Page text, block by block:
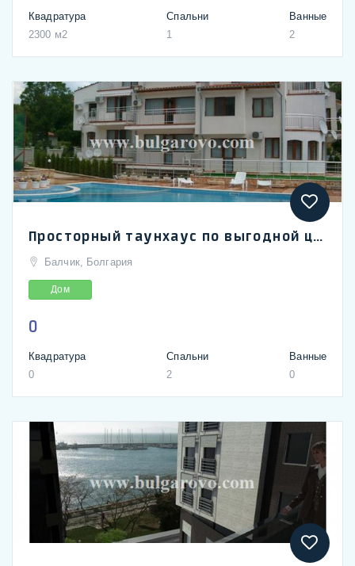
Квадратура
2300 м2
Спальни
1
Ванные
2
Просторный таунхаус по выгодной цене в городе Балчик
Балчик, Болгария
Дом
0
Квадратура
0
Спальни
2
Ванные
0